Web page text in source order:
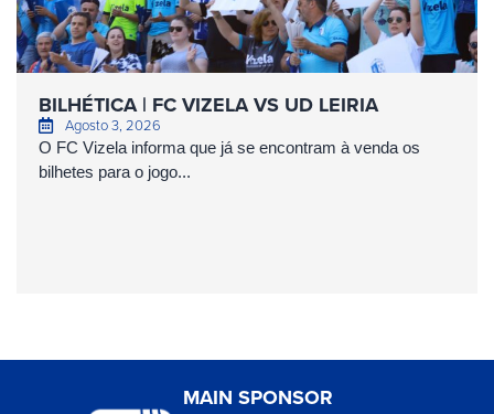
BILHÉTICA | FC VIZELA VS UD LEIRIA
Agosto 3, 2026
O FC Vizela informa que já se encontram à venda os
bilhetes para o jogo...
MAIN SPONSOR